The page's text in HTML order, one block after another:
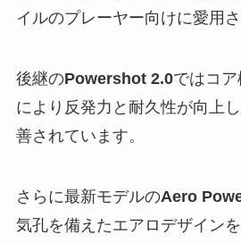
イルのプレーヤー向けに愛用さ
後継のPowershot 2.0ではコア
により反発力と耐久性が向上
善されています。
さらに最新モデルのAero
気孔を備えたエアロデザイン